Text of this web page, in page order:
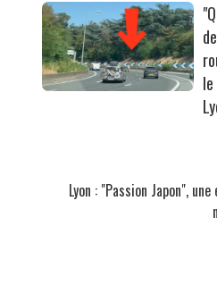
Lyon : "Passion Japon",